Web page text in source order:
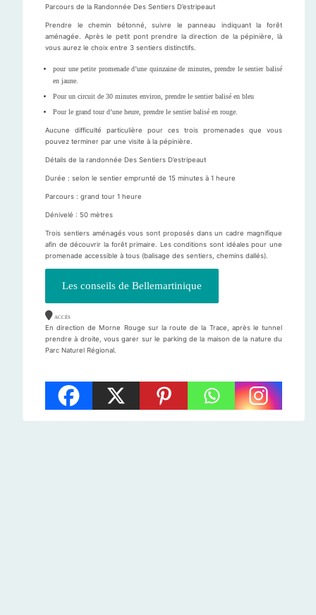
Parcours de la Randonnée Des Sentiers D’estripeaut
Prendre le chemin bétonné, suivre le panneau indiquant la forêt
aménagée. Après le petit pont prendre la direction de la pépinière, là
vous aurez le choix entre 3 sentiers distinctifs.
pour une petite promenade d’une quinzaine de minutes, prendre le sentier balisé
en jaune.
Pour un circuit de 30 minutes environ, prendre le sentier balisé en bleu
Pour le grand tour d’une heure, prendre le sentier balisé en rouge.
Aucune difficulté particulière pour ces trois promenades que vous
pouvez terminer par une visite à la pépinière.
Détails de la randonnée Des Sentiers D’estripeaut
Durée : selon le sentier emprunté de 15 minutes à 1 heure
Parcours : grand tour 1 heure
Dénivelé : 50 mètres
Trois sentiers aménagés vous sont proposés dans un cadre magnifique
afin de découvrir la forêt primaire. Les conditions sont idéales pour une
promenade accessible à tous (balisage des sentiers, chemins dallés).
Les conseils de Bellemartinique
ACCÈS
En direction de Morne Rouge sur la route de la Trace, après le tunnel
prendre à droite, vous garer sur le parking de la maison de la nature du
Parc Naturel Régional.